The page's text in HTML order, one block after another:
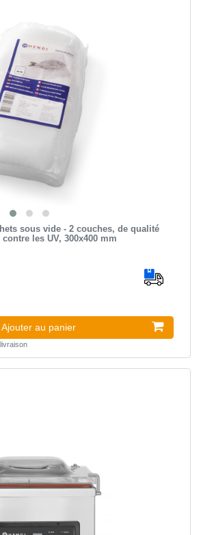
sous vide - 2 couches, de qualité
les UV, 300x400 mm
Ajouter au panier